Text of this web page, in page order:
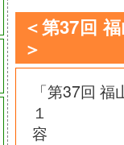
＜第37回
＞
「第37回